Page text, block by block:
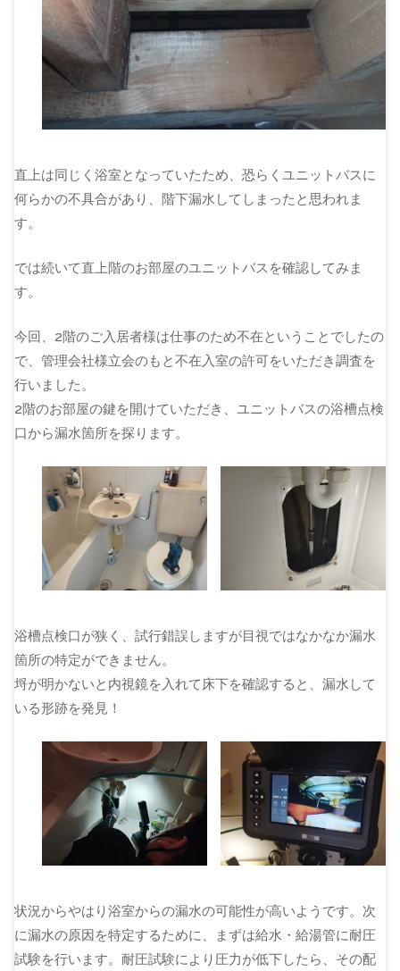
直上は同じく浴室となっていたため、恐らくユニットバスに
何らかの不具合があり、階下漏水してしまったと思われま
す。
では続いて直上階のお部屋のユニットバスを確認してみま
す。
今回、2階のご入居者様は仕事のため不在ということでしたの
で、管理会社様立会のもと不在入室の許可をいただき調査を
行いました。
2階のお部屋の鍵を開けていただき、ユニットバスの浴槽点検
口から漏水箇所を探ります。
浴槽点検口が狭く、試行錯誤しますが目視ではなかなか漏水
箇所の特定ができません。
埒が明かないと内視鏡を入れて床下を確認すると、漏水して
いる形跡を発見！
状況からやはり浴室からの漏水の可能性が高いようです。次
に漏水の原因を特定するために、まずは給水・給湯管に耐圧
試験を行います。耐圧試験により圧力が低下したら、その配